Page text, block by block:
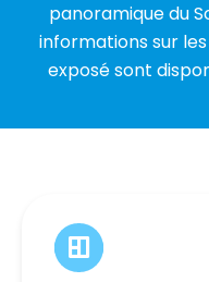
panoramique du
informations sur
exposé sont